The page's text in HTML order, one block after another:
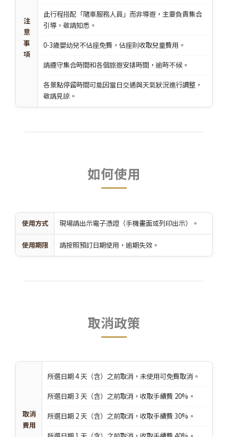
注
意
事
項
此行程搭配「隨車服務人員」而非導遊，主要負責集合
引導，敬請知悉。
0-3歲嬰幼兒不佔座免費，佔座則收取兒童費用。
請遵守集合時間和各個旅遊安排時間，逾時不候。
各景點停留時間可能因當日交通與天氣狀況進行調整，
敬請見諒。
如何使用
使用方式 現場請出示電子憑證（手機畫面或列印出示）。
使用期限 請按照預訂日期使用，逾期失效。
取消政策
取消
費用
所選日期 4 天（含）之前取消，未使用可免費取消。
所選日期 3 天（含）之前取消，收取手續費 20%。
所選日期 2 天（含）之前取消，收取手續費 30%。